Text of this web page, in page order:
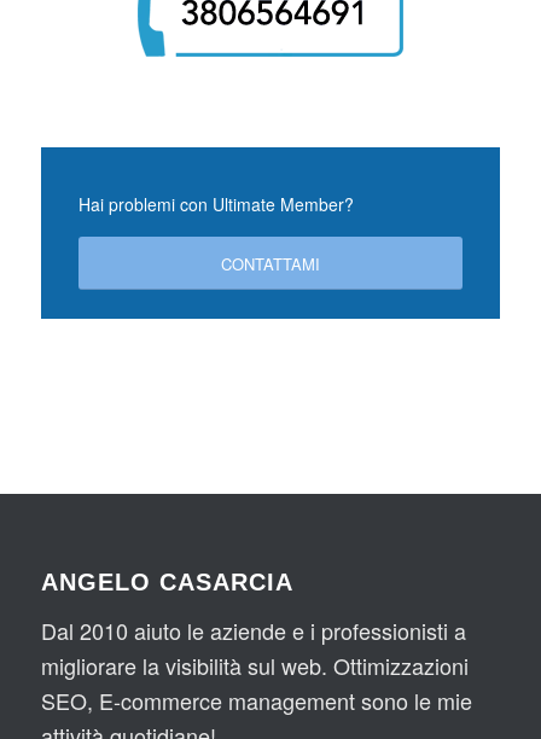
Hai problemi con Ultimate Member?
CONTATTAMI
ANGELO CASARCIA
Dal 2010 aiuto le aziende e i professionisti a
migliorare la visibilità sul web. Ottimizzazioni
SEO, E-commerce management sono le mie